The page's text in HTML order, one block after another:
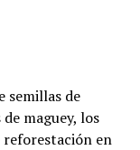
semillas de
maguey, los
reforestación en